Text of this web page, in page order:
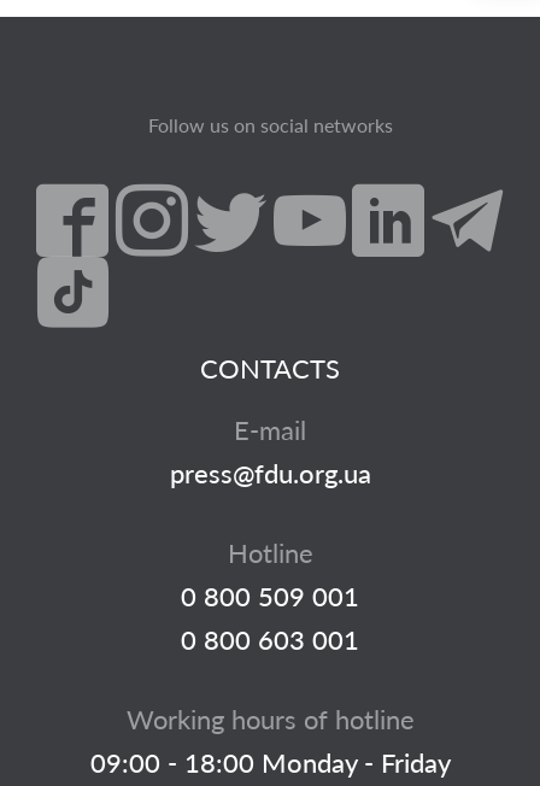
Follow us on social networks
CONTACTS
E-mail
press@fdu.org.ua
Hotline
0 800 509 001
0 800 603 001
Working hours of hotline
09:00 - 18:00 Monday - Friday